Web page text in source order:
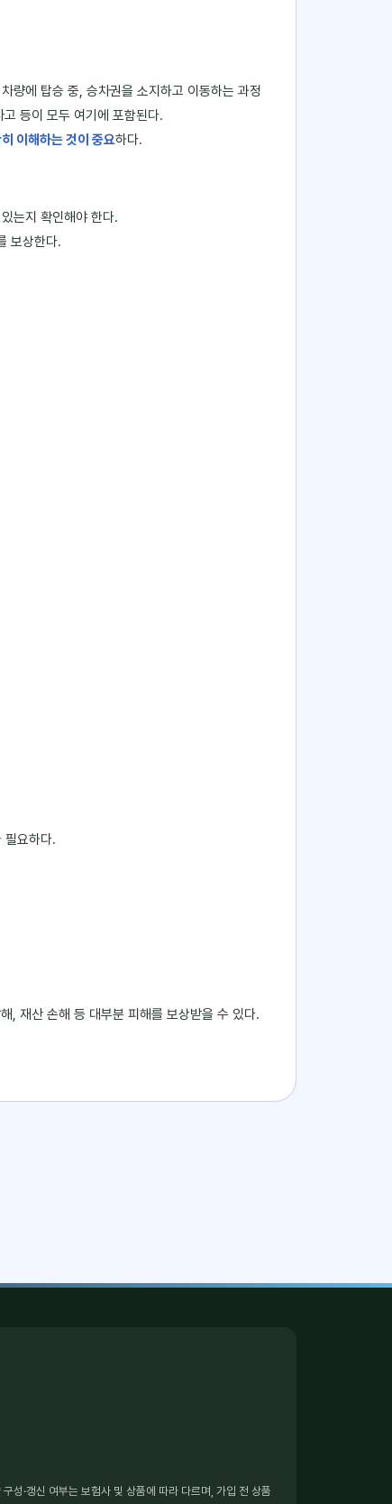
량에 탑승 중, 승차권을 소지하고 이동하는 과정
등이 모두 여기에 포함된다.
이해하는 것이 중요하다.
는지 확인해야 한다.
보상한다.
필요하다.
, 재산 손해 등 대부분 피해를 보상받을 수 있다.
성·갱신 여부는 보험사 및 상품에 따라 다르며, 가입 전 상품